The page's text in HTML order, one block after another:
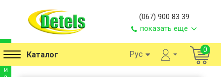
(067) 900 83 39
показать еще
Каталог Рус 0
р
и